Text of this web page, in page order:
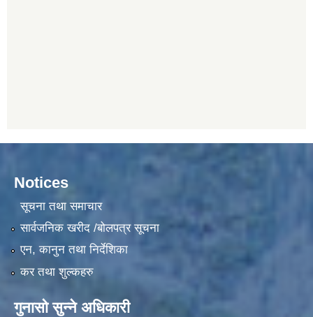
Notices
सूचना तथा समाचार
सार्वजनिक खरीद /बोलपत्र सूचना
एन, कानुन तथा निर्देशिका
कर तथा शुल्कहरु
गुनासो सुन्ने अधिकारी